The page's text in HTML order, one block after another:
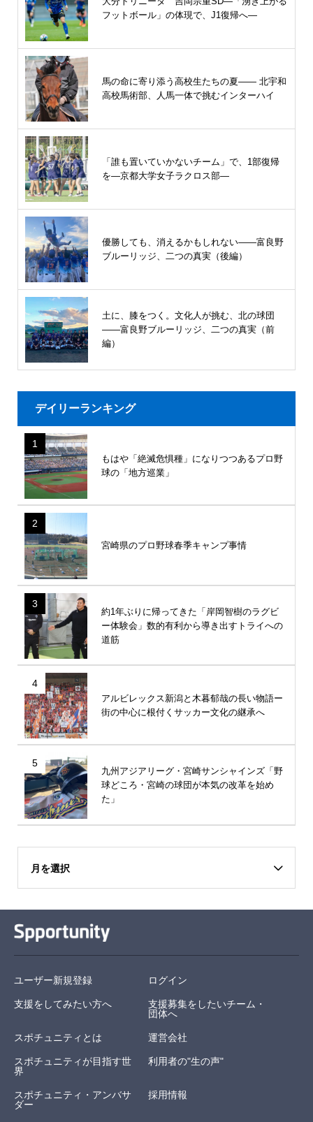
フットボール」の体現で、J1復帰へ―
馬の命に寄り添う高校生たちの夏—— 北宇和
高校馬術部、人馬一体で挑むインターハイ
「誰も置いていかないチーム」で、1部復帰
を―京都大学女子ラクロス部―
優勝しても、消えるかもしれない――富良野
ブルーリッジ、二つの真実（後編）
土に、膝をつく。文化人が挑む、北の球団
――富良野ブルーリッジ、二つの真実（前
編）
デイリーランキング
1
もはや「絶滅危惧種」になりつつあるプロ野
球の「地方巡業」
2
宮崎県のプロ野球春季キャンプ事情
3
約1年ぶりに帰ってきた「岸岡智樹のラグビ
ー体験会」数的有利から導き出すトライへの
道筋
4
アルビレックス新潟と木暮郁哉の長い物語ー
街の中心に根付くサッカー文化の継承へ
5
九州アジアリーグ・宮崎サンシャインズ「野
球どころ・宮崎の球団が本気の改革を始め
た」
月を選択
ユーザー新規登録 ログイン
支援をしてみたい方へ
支援募集をしたいチーム・
団体へ
スポチュニティとは 運営会社
スポチュニティが目指す世
界
利用者の"生の声"
スポチュニティ・アンバサ
ダー
採用情報